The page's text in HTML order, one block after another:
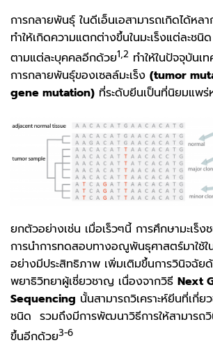
การกลายพันธุ์ ในดีเอ็นเอสามารถเกิดได้หล
ทำให้เกิดความแตกต่างขึ้นในมะเร็งแต่ละชนิ
ตามแต่ละบุคคลอีกด้วย1,2 ทำให้ในปัจจุบันเ
การกลายพันธุ์ของเซลล์มะเร็ง (tumor
gene mutation) ที่ระดับยีนเป็นที่นิยมแพร่
ยกตัวอย่างเช่น เมื่อเร็วๆนี้ การศึกษามะเร็ง
การนำการทดสอบทางอณูพันธุศาสตร์มาใช้ใ
อย่างมีประสิทธิภาพ เพิ่มเติมขึ้นการวินิจฉั
พยาธิวิทยาผู้เชี่ยวชาญ เนื่องจากวิธี Next
Sequencing นั้นสามารถวิเคราะห์ยีนที่เกี่ย
ชนิด รวมถึงมีการพัฒนาวิธีการให้สามารถ
ขึ้นอีกด้วย3-6